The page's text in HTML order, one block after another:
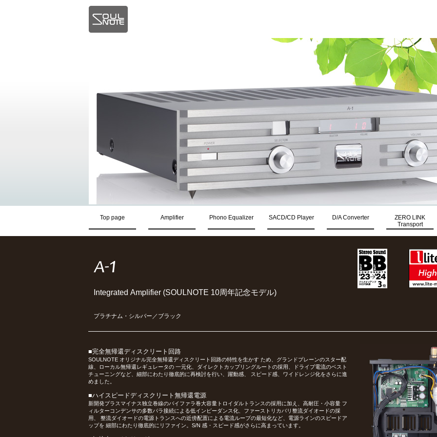
Integrated Amplifier (SOULNOTE 10周年記念モデル)
プラチナム・シルバー／ブラック
■完全無帰還ディスクリート回路
SOULNOTE オリジナル完全無帰還ディスクリート回路の特性を生かす ため、グランドプレーンのスター配
線、ローカル無帰還レギュレータの 一元化、ダイレクトカップリングルートの採用、ドライブ電流のベスト
チューニングなど、細部にわたり徹底的に再検討を行い、躍動感、 スピード感、ワイドレンジ化をさらに進
めました。
■ハイスピードディスクリート無帰還電源
新開発プラスマイナス独立巻線のバイファラ巻大容量トロイダルトランスの採用に加え、高耐圧・小容量 フ
ィルターコンデンサの多数パラ接続による低インピーダンス化、ファーストリカバリ整流ダイオードの採
用、 整流ダイオードの電源トランスへの近傍配置による電流ループの最短化など、電源ラインのスピードア
ップを 細部にわたり徹底的にリファイン。S/N 感・スピード感がさらに高まっています。
Top page Amplifier
M-3X
M-3
P-3
A-3
A-3core
A-2 ver.2
A-2
A-1 ver.2
A-1
A-0 ver.2
A-0
Phono Equalizer
E-3
E-3MC
E-2 ver.2
E-2
E-1 ver.2
E-1
SACD/CD Player
S-3 ver.2
D/A Converter
D-3
D-2 ver.2
D-2
D-1 ver.2
D-1N
ZERO LINK
Transport
Z-3
B-3